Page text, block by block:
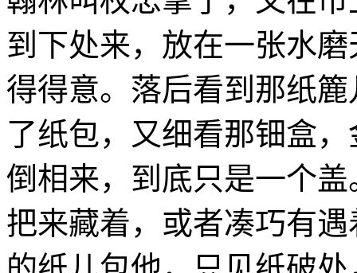
到下处来，放在一张水
得得意。落后看到那纸
了纸包，又细看那钿盒
倒相来，到底只是一个
把来藏着，或者凑巧有